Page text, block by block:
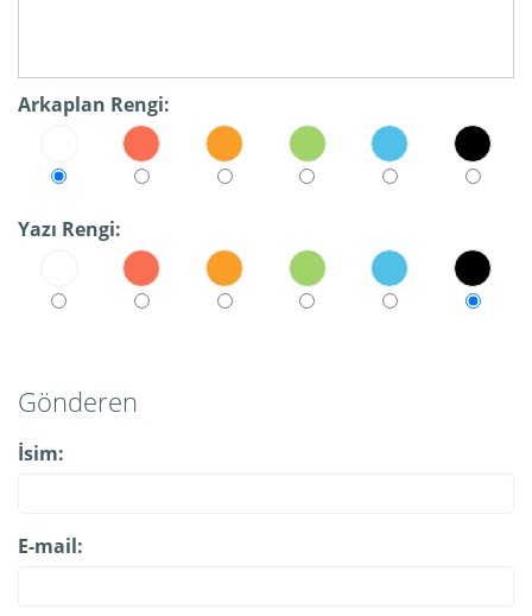
Arkaplan Rengi:
Yazı Rengi:
Gönderen
İsim:
E-mail: